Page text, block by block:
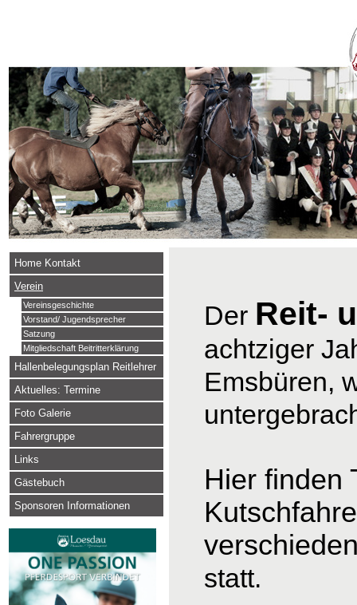
Home Kontakt
Verein
Vereinsgeschichte
Vorstand/ Jugendsprecher
Satzung
Mitgliedschaft Beitritterklärung
Hallenbelegungsplan Reitlehrer
Aktuelles: Termine
Foto Galerie
Fahrergruppe
Links
Gästebuch
Sponsoren Informationen
Der Reit-
achtziger
Emsbüren,
Hier finden